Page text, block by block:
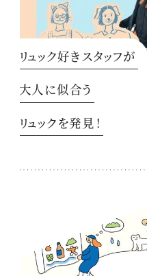
リュック好きスタッフが
大人に似合う
リュックを発見！